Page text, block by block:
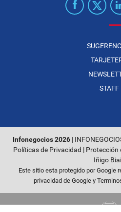
STAFF
Infonegocios 2026 |
Políticas de Privacidad | Protección
Iñigo
Este sitio esta protegido por Google
privacidad de Googley